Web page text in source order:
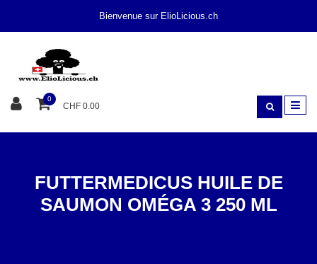
Bienvenue sur ElioLicious.ch
0
CHF 0.00
FUTTERMEDICUS HUILE DE
SAUMON OMÉGA 3 250 ML